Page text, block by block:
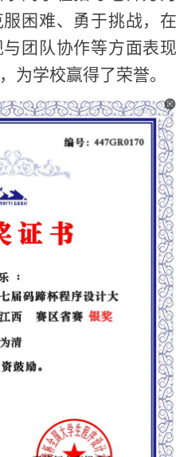
困难、勇于挑战，在
团队协作等方面表现
为学校赢得了荣誉。